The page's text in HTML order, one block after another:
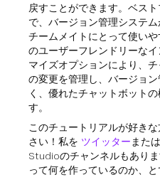
戻すことができます。ベス
で、バージョン管理システ
チームメイトにとって使い
のユーザーフレンドリーな
マイズオプションにより、
の変更を管理し、バージョ
く、優れたチャットボット
す。
このチュートリアルが好き
さい！私を ツイッター または
Studioのチャンネルもあり
って何を作っているのか、